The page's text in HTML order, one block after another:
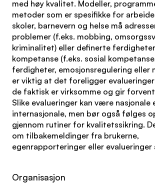
med høy kvalitet. Modeller,
metoder som er spesifikke for
skoler, barnevern og helse må
problemer (f.eks. mobbing,
kriminalitet) eller definerte
kompetanse (f.eks. sosial
ferdigheter, emosjonsregulering eller
er viktig at det foreligger
de faktisk er virksomme og gir
Slike evalueringer kan være nasjonale
internasjonale, men bør også følges
gjennom rutiner for kvalitetssikring.
om tilbakemeldinger fra brukerne,
egenrapporteringer eller evalueringer
Organisasjon